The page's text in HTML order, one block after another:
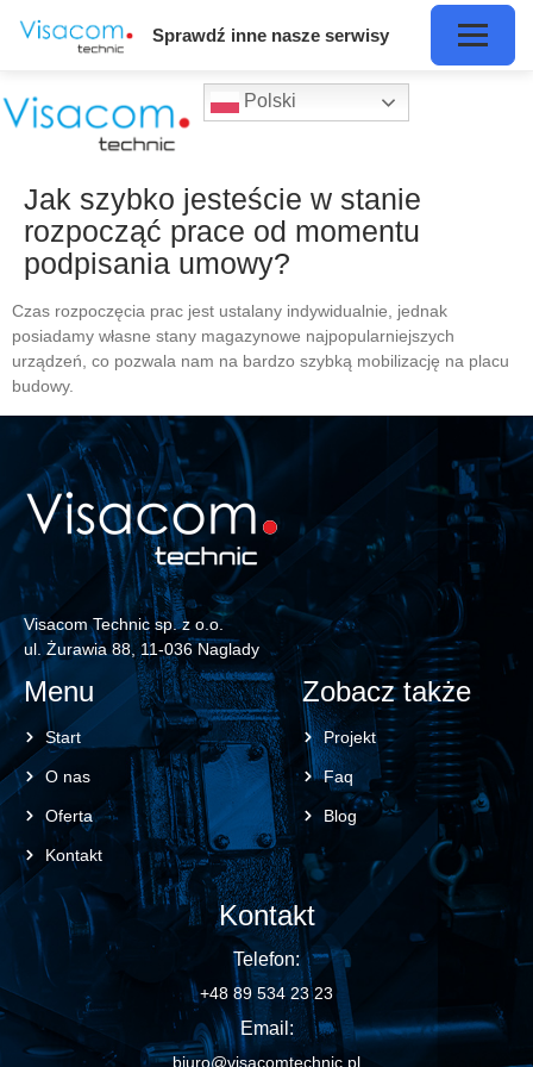
Polski
Jak szybko jesteście w stanie
rozpocząć prace od momentu
podpisania umowy?
Czas rozpoczęcia prac jest ustalany indywidualnie, jednak
posiadamy własne stany magazynowe najpopularniejszych
urządzeń, co pozwala nam na bardzo szybką mobilizację na placu
budowy.
Visacom Technic sp. z o.o.
ul. Żurawia 88, 11-036 Naglady
Menu
Start
O nas
Oferta
Kontakt
Zobacz także
Projekt
Faq
Blog
Kontakt
Telefon:
+48 89 534 23 23
Email:
biuro@visacomtechnic.pl
Sprawdź inne nasze serwisy